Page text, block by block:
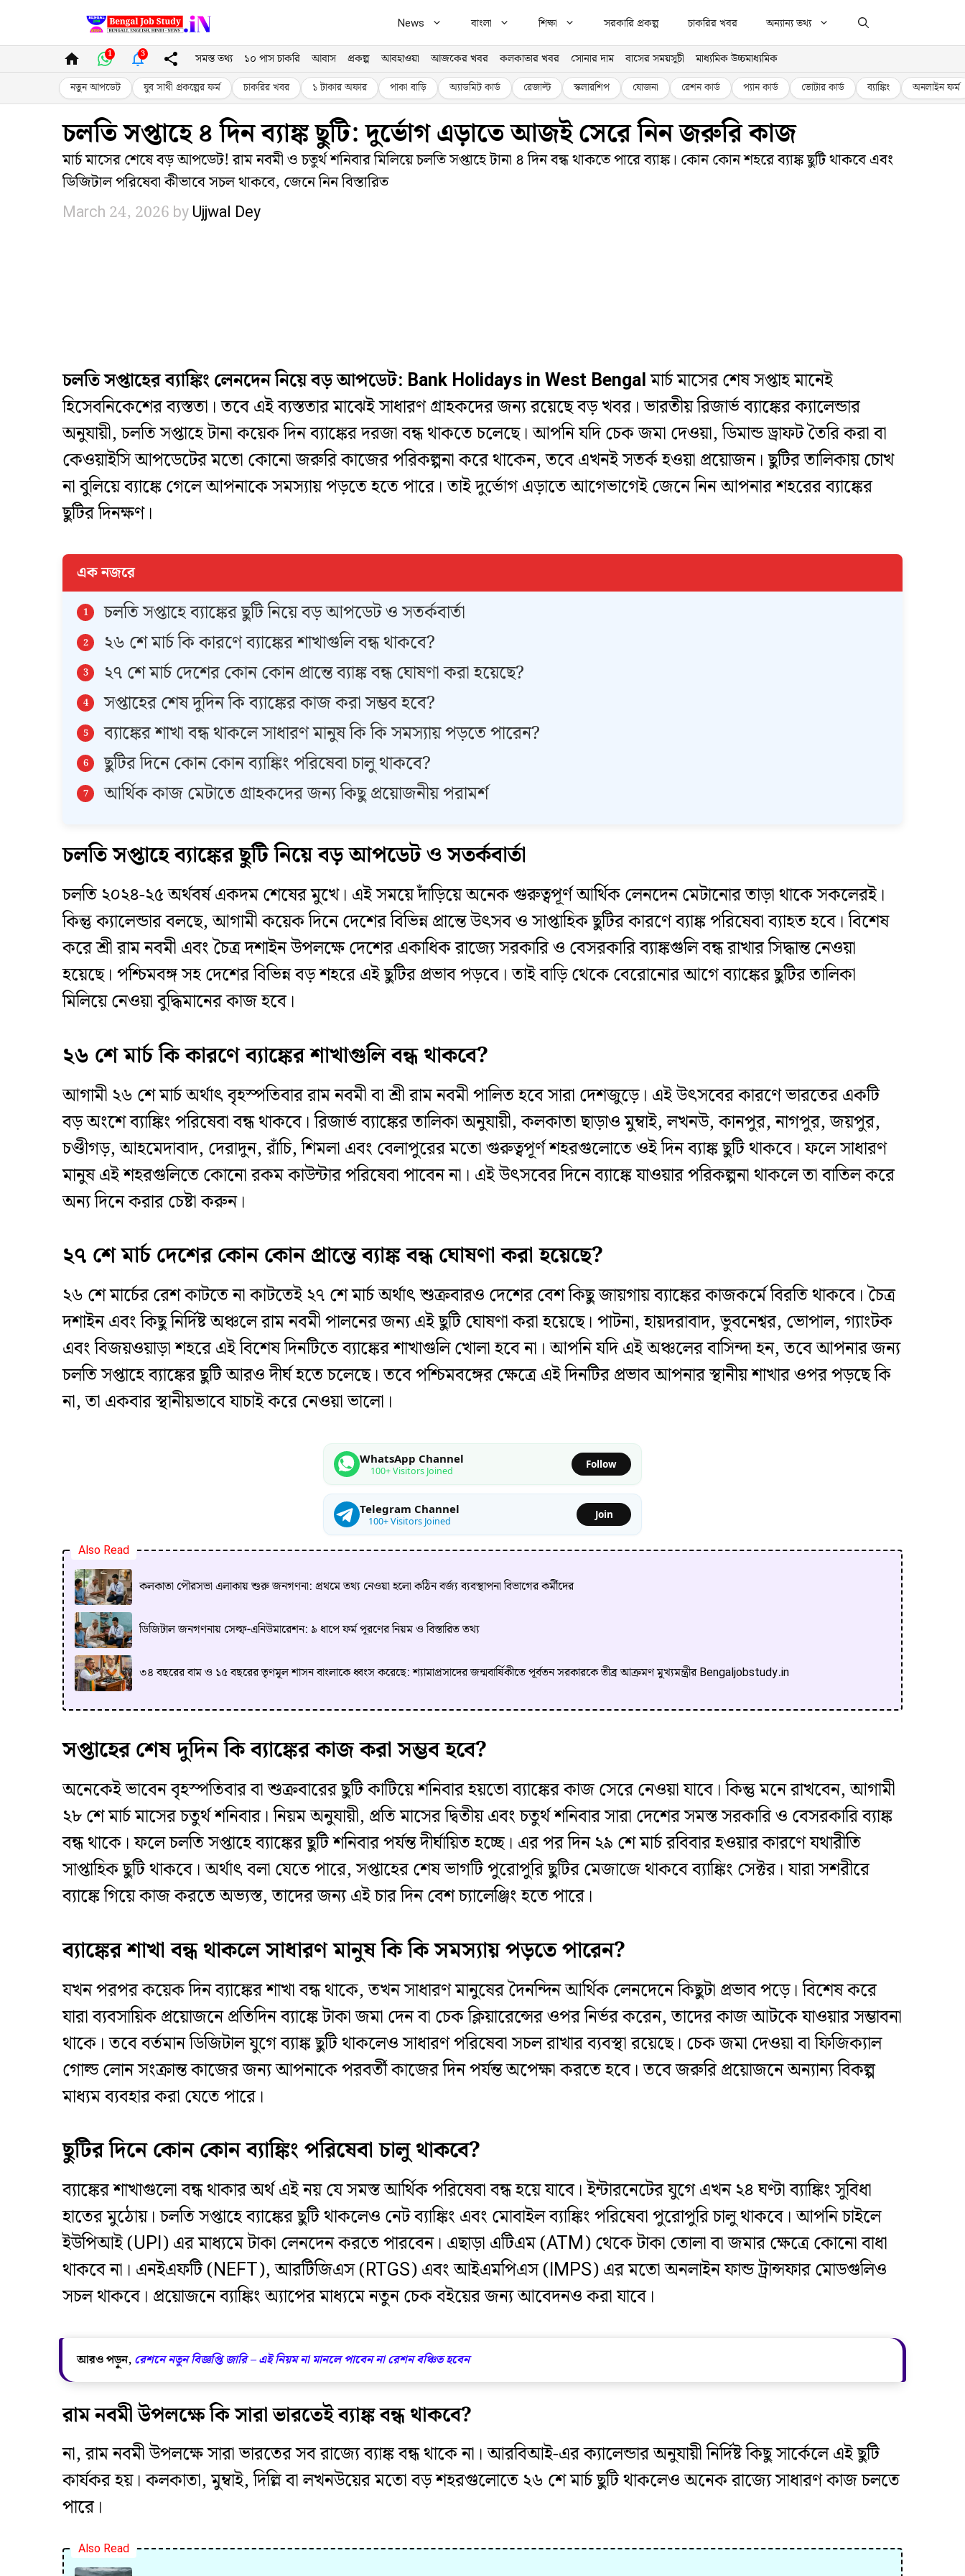
to
content
News বাংলা শিক্ষা সরকারি প্রকল্প চাকরির খবর অন্যান্য তথ্য
1 3 সমস্ত তথ্য ১০ পাস চাকরি আবাস প্রকল্প আবহাওয়া আজকের খবর কলকাতার খবর সোনার দাম বাসের সময়সূচী মাধ্যমিক উচ্চমাধ্যমিক
নতুন আপডেট যুব সাথী প্রকল্পের ফর্ম চাকরির খবর ১ টাকার অফার পাকা বাড়ি অ্যাডমিট কার্ড রেজাল্ট স্কলারশিপ যোজনা রেশন কার্ড প্যান কার্ড ভোটার কার্ড ব্যাঙ্কিং অনলাইন ফর্ম
চলতি সপ্তাহে ৪ দিন ব্যাঙ্ক ছুটি: দুর্ভোগ এড়াতে আজই সেরে নিন জরুরি কাজ
মার্চ মাসের শেষে বড় আপডেট! রাম নবমী ও চতুর্থ শনিবার মিলিয়ে চলতি সপ্তাহে টানা ৪ দিন বন্ধ থাকতে পারে ব্যাঙ্ক। কোন কোন শহরে ব্যাঙ্ক ছুটি থাকবে এবং
ডিজিটাল পরিষেবা কীভাবে সচল থাকবে, জেনে নিন বিস্তারিত
March 24, 2026 byUjjwal Dey
চলতি সপ্তাহের ব্যাঙ্কিং লেনদেন নিয়ে বড় আপডেট: Bank Holidays in West Bengalমার্চ মাসের শেষ সপ্তাহ মানেই
হিসেবনিকেশের ব্যস্ততা। তবে এই ব্যস্ততার মাঝেই সাধারণ গ্রাহকদের জন্য রয়েছে বড় খবর। ভারতীয় রিজার্ভ ব্যাঙ্কের ক্যালেন্ডার
অনুযায়ী, চলতি সপ্তাহে টানা কয়েক দিন ব্যাঙ্কের দরজা বন্ধ থাকতে চলেছে। আপনি যদি চেক জমা দেওয়া, ডিমান্ড ড্রাফট তৈরি করা বা
কেওয়াইসি আপডেটের মতো কোনো জরুরি কাজের পরিকল্পনা করে থাকেন, তবে এখনই সতর্ক হওয়া প্রয়োজন। ছুটির তালিকায় চোখ
না বুলিয়ে ব্যাঙ্কে গেলে আপনাকে সমস্যায় পড়তে হতে পারে। তাই দুর্ভোগ এড়াতে আগেভাগেই জেনে নিন আপনার শহরের ব্যাঙ্কের
ছুটির দিনক্ষণ।
এক নজরে
​চলতি সপ্তাহে ব্যাঙ্কের ছুটি নিয়ে বড় আপডেট ও সতর্কবার্তা
​২৬ শে মার্চ কি কারণে ব্যাঙ্কের শাখাগুলি বন্ধ থাকবে?
​২৭ শে মার্চ দেশের কোন কোন প্রান্তে ব্যাঙ্ক বন্ধ ঘোষণা করা হয়েছে?
​সপ্তাহের শেষ দুদিন কি ব্যাঙ্কের কাজ করা সম্ভব হবে?
​ব্যাঙ্কের শাখা বন্ধ থাকলে সাধারণ মানুষ কি কি সমস্যায় পড়তে পারেন?
​ছুটির দিনে কোন কোন ব্যাঙ্কিং পরিষেবা চালু থাকবে?
​আর্থিক কাজ মেটাতে গ্রাহকদের জন্য কিছু প্রয়োজনীয় পরামর্শ
​চলতি সপ্তাহে ব্যাঙ্কের ছুটি নিয়ে বড় আপডেট ও সতর্কবার্তা
​চলতি ২০২৪-২৫ অর্থবর্ষ একদম শেষের মুখে। এই সময়ে দাঁড়িয়ে অনেক গুরুত্বপূর্ণ আর্থিক লেনদেন মেটানোর তাড়া থাকে সকলেরই।
কিন্তু ক্যালেন্ডার বলছে, আগামী কয়েক দিনে দেশের বিভিন্ন প্রান্তে উৎসব ও সাপ্তাহিক ছুটির কারণে ব্যাঙ্ক পরিষেবা ব্যাহত হবে। বিশেষ
করে শ্রী রাম নবমী এবং চৈত্র দশাইন উপলক্ষে দেশের একাধিক রাজ্যে সরকারি ও বেসরকারি ব্যাঙ্কগুলি বন্ধ রাখার সিদ্ধান্ত নেওয়া
হয়েছে। পশ্চিমবঙ্গ সহ দেশের বিভিন্ন বড় শহরে এই ছুটির প্রভাব পড়বে। তাই বাড়ি থেকে বেরোনোর আগে ব্যাঙ্কের ছুটির তালিকা
মিলিয়ে নেওয়া বুদ্ধিমানের কাজ হবে।
​২৬ শে মার্চ কি কারণে ব্যাঙ্কের শাখাগুলি বন্ধ থাকবে?
​আগামী ২৬ শে মার্চ অর্থাৎ বৃহস্পতিবার রাম নবমী বা শ্রী রাম নবমী পালিত হবে সারা দেশজুড়ে। এই উৎসবের কারণে ভারতের একটি
বড় অংশে ব্যাঙ্কিং পরিষেবা বন্ধ থাকবে। রিজার্ভ ব্যাঙ্কের তালিকা অনুযায়ী, কলকাতা ছাড়াও মুম্বাই, লখনউ, কানপুর, নাগপুর, জয়পুর,
চণ্ডীগড়, আহমেদাবাদ, দেরাদুন, রাঁচি, শিমলা এবং বেলাপুরের মতো গুরুত্বপূর্ণ শহরগুলোতে ওই দিন ব্যাঙ্ক ছুটি থাকবে। ফলে সাধারণ
মানুষ এই শহরগুলিতে কোনো রকম কাউন্টার পরিষেবা পাবেন না। এই উৎসবের দিনে ব্যাঙ্কে যাওয়ার পরিকল্পনা থাকলে তা বাতিল করে
অন্য দিনে করার চেষ্টা করুন।
​২৭ শে মার্চ দেশের কোন কোন প্রান্তে ব্যাঙ্ক বন্ধ ঘোষণা করা হয়েছে?
​২৬ শে মার্চের রেশ কাটতে না কাটতেই ২৭ শে মার্চ অর্থাৎ শুক্রবারও দেশের বেশ কিছু জায়গায় ব্যাঙ্কের কাজকর্মে বিরতি থাকবে। চৈত্র
দশাইন এবং কিছু নির্দিষ্ট অঞ্চলে রাম নবমী পালনের জন্য এই ছুটি ঘোষণা করা হয়েছে। পাটনা, হায়দরাবাদ, ভুবনেশ্বর, ভোপাল, গ্যাংটক
এবং বিজয়ওয়াড়া শহরে এই বিশেষ দিনটিতে ব্যাঙ্কের শাখাগুলি খোলা হবে না। আপনি যদি এই অঞ্চলের বাসিন্দা হন, তবে আপনার জন্য
চলতি সপ্তাহে ব্যাঙ্কের ছুটি আরও দীর্ঘ হতে চলেছে। তবে পশ্চিমবঙ্গের ক্ষেত্রে এই দিনটির প্রভাব আপনার স্থানীয় শাখার ওপর পড়ছে কি
না, তা একবার স্থানীয়ভাবে যাচাই করে নেওয়া ভালো।
WhatsApp Channel
100+ Visitors Joined
Follow
Telegram Channel
100+ Visitors Joined
Join
Also Read
কলকাতা পৌরসভা এলাকায় শুরু জনগণনা: প্রথমে তথ্য নেওয়া হলো কঠিন বর্জ্য ব্যবস্থাপনা বিভাগের কর্মীদের
ডিজিটাল জনগণনায় সেল্ফ-এনিউমারেশন: ৯ ধাপে ফর্ম পূরণের নিয়ম ও বিস্তারিত তথ্য
৩৪ বছরের বাম ও ১৫ বছরের তৃণমূল শাসন বাংলাকে ধ্বংস করেছে: শ্যামাপ্রসাদের জন্মবার্ষিকীতে পূর্বতন সরকারকে তীব্র আক্রমণ মুখ্যমন্ত্রীর Bengaljobstudy.in
​সপ্তাহের শেষ দুদিন কি ব্যাঙ্কের কাজ করা সম্ভব হবে?
​অনেকেই ভাবেন বৃহস্পতিবার বা শুক্রবারের ছুটি কাটিয়ে শনিবার হয়তো ব্যাঙ্কের কাজ সেরে নেওয়া যাবে। কিন্তু মনে রাখবেন, আগামী
২৮ শে মার্চ মাসের চতুর্থ শনিবার। নিয়ম অনুযায়ী, প্রতি মাসের দ্বিতীয় এবং চতুর্থ শনিবার সারা দেশের সমস্ত সরকারি ও বেসরকারি ব্যাঙ্ক
বন্ধ থাকে। ফলে চলতি সপ্তাহে ব্যাঙ্কের ছুটি শনিবার পর্যন্ত দীর্ঘায়িত হচ্ছে। এর পর দিন ২৯ শে মার্চ রবিবার হওয়ার কারণে যথারীতি
সাপ্তাহিক ছুটি থাকবে। অর্থাৎ বলা যেতে পারে, সপ্তাহের শেষ ভাগটি পুরোপুরি ছুটির মেজাজে থাকবে ব্যাঙ্কিং সেক্টর। যারা সশরীরে
ব্যাঙ্কে গিয়ে কাজ করতে অভ্যস্ত, তাদের জন্য এই চার দিন বেশ চ্যালেঞ্জিং হতে পারে।
​ব্যাঙ্কের শাখা বন্ধ থাকলে সাধারণ মানুষ কি কি সমস্যায় পড়তে পারেন?
​যখন পরপর কয়েক দিন ব্যাঙ্কের শাখা বন্ধ থাকে, তখন সাধারণ মানুষের দৈনন্দিন আর্থিক লেনদেনে কিছুটা প্রভাব পড়ে। বিশেষ করে
যারা ব্যবসায়িক প্রয়োজনে প্রতিদিন ব্যাঙ্কে টাকা জমা দেন বা চেক ক্লিয়ারেন্সের ওপর নির্ভর করেন, তাদের কাজ আটকে যাওয়ার সম্ভাবনা
থাকে। তবে বর্তমান ডিজিটাল যুগে ব্যাঙ্ক ছুটি থাকলেও সাধারণ পরিষেবা সচল রাখার ব্যবস্থা রয়েছে। চেক জমা দেওয়া বা ফিজিক্যাল
গোল্ড লোন সংক্রান্ত কাজের জন্য আপনাকে পরবর্তী কাজের দিন পর্যন্ত অপেক্ষা করতে হবে। তবে জরুরি প্রয়োজনে অন্যান্য বিকল্প
মাধ্যম ব্যবহার করা যেতে পারে।
​ছুটির দিনে কোন কোন ব্যাঙ্কিং পরিষেবা চালু থাকবে?
​ব্যাঙ্কের শাখাগুলো বন্ধ থাকার অর্থ এই নয় যে সমস্ত আর্থিক পরিষেবা বন্ধ হয়ে যাবে। ইন্টারনেটের যুগে এখন ২৪ ঘণ্টা ব্যাঙ্কিং সুবিধা
হাতের মুঠোয়। চলতি সপ্তাহে ব্যাঙ্কের ছুটি থাকলেও নেট ব্যাঙ্কিং এবং মোবাইল ব্যাঙ্কিং পরিষেবা পুরোপুরি চালু থাকবে। আপনি চাইলে
ইউপিআই (UPI) এর মাধ্যমে টাকা লেনদেন করতে পারবেন। এছাড়া এটিএম (ATM) থেকে টাকা তোলা বা জমার ক্ষেত্রে কোনো বাধা
থাকবে না। এনইএফটি (NEFT), আরটিজিএস (RTGS) এবং আইএমপিএস (IMPS) এর মতো অনলাইন ফান্ড ট্রান্সফার মোডগুলিও
সচল থাকবে। প্রয়োজনে ব্যাঙ্কিং অ্যাপের মাধ্যমে নতুন চেক বইয়ের জন্য আবেদনও করা যাবে।
আরও পড়ুন, রেশনে নতুন বিজ্ঞপ্তি জারি – এই নিয়ম না মানলে পাবেন না রেশন বঞ্চিত হবেন
​রাম নবমী উপলক্ষে কি সারা ভারতেই ব্যাঙ্ক বন্ধ থাকবে?
​না, রাম নবমী উপলক্ষে সারা ভারতের সব রাজ্যে ব্যাঙ্ক বন্ধ থাকে না। আরবিআই-এর ক্যালেন্ডার অনুযায়ী নির্দিষ্ট কিছু সার্কেলে এই ছুটি
কার্যকর হয়। কলকাতা, মুম্বাই, দিল্লি বা লখনউয়ের মতো বড় শহরগুলোতে ২৬ শে মার্চ ছুটি থাকলেও অনেক রাজ্যে সাধারণ কাজ চলতে
পারে।
Also Read